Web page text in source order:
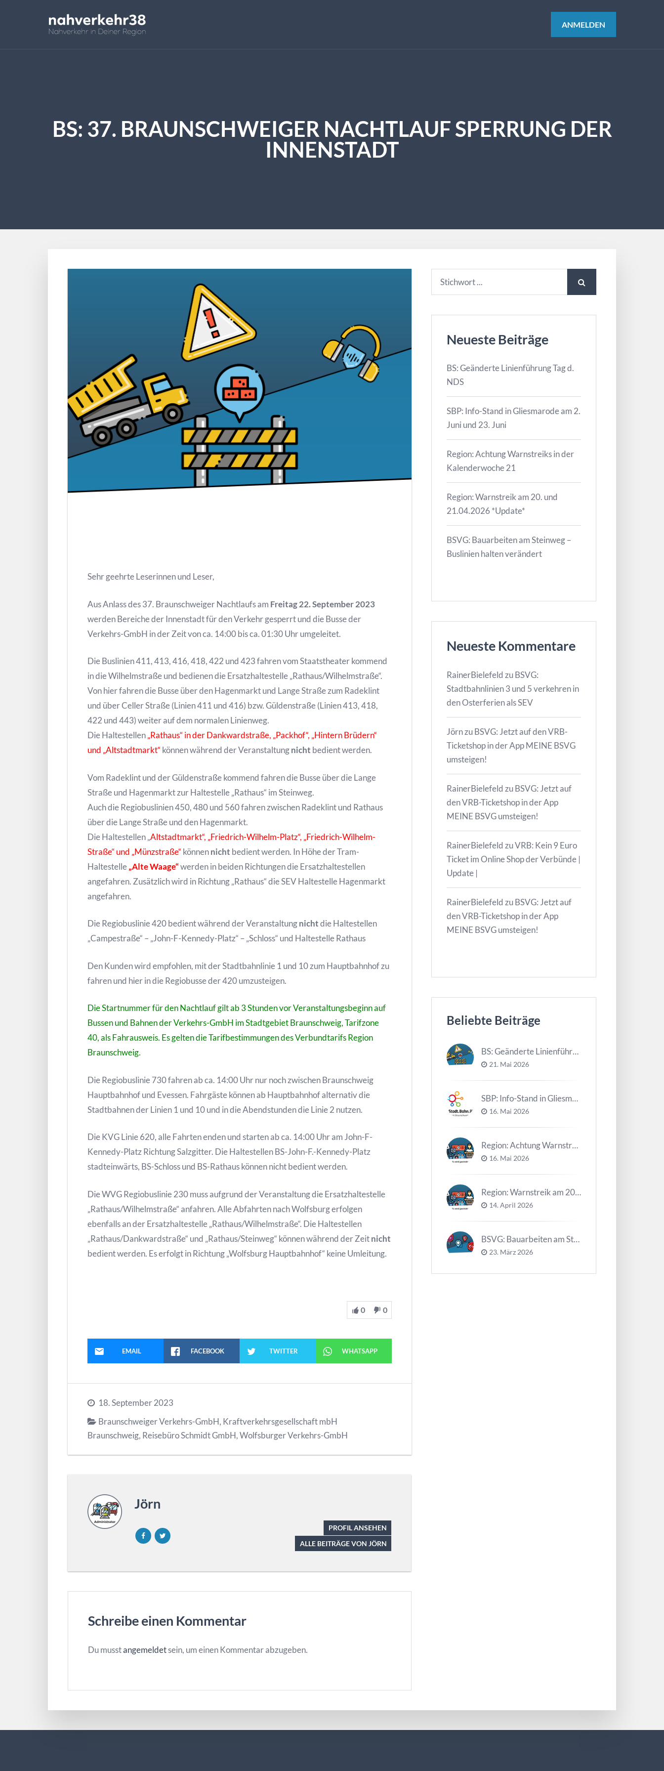
ANMELDEN
BS: 37. BRAUNSCHWEIGER NACHTLAUF SPERRUNG DER
INNENSTADT
Sehr geehrte Leserinnen und Leser,
Aus Anlass des 37. Braunschweiger Nachtlaufs am Freitag 22. September 2023
werden Bereiche der Innenstadt für den Verkehr gesperrt und die Busse der
Verkehrs-GmbH in der Zeit von ca. 14:00 bis ca. 01:30 Uhr umgeleitet.
Die Buslinien 411, 413, 416, 418, 422 und 423 fahren vom Staatstheater kommend
in die Wilhelmstraße und bedienen die Ersatzhaltestelle „Rathaus/Wilhelmstraße“.
Von hier fahren die Busse über den Hagenmarkt und Lange Straße zum Radeklint
und über Celler Straße (Linien 411 und 416) bzw. Güldenstraße (Linien 413, 418,
422 und 443) weiter auf dem normalen Linienweg.
Die Haltestellen„Rathaus“ in der Dankwardstraße, „Packhof“, „Hintern Brüdern“
und „Altstadtmarkt“ können während der Veranstaltungnicht bedient werden.
Vom Radeklint und der Güldenstraße kommend fahren die Busse über die Lange
Straße und Hagenmarkt zur Haltestelle „Rathaus“ im Steinweg.
Auch die Regiobuslinien 450, 480 und 560 fahren zwischen Radeklint und Rathaus
über die Lange Straße und den Hagenmarkt.
Die Haltestellen „Altstadtmarkt“, „Friedrich-Wilhelm-Platz“, „Friedrich-Wilhelm-
Straße“ und „Münzstraße“ könnennicht bedient werden. In Höhe der Tram-
Haltestelle„Alte Waage“werden in beiden Richtungen die Ersatzhaltestellen
angefahren. Zusätzlich wird in Richtung „Rathaus“ die SEV Haltestelle Hagenmarkt
angefahren.
Die Regiobuslinie 420 bedient während der Veranstaltungnichtdie Haltestellen
„Campestraße“ – „John-F-Kennedy-Platz“ – „Schloss“ und Haltestelle Rathaus
Den Kunden wird empfohlen, mit der Stadtbahnlinie 1 und 10 zum Hauptbahnhof zu
fahren und hier in die Regiobusse der 420 umzusteigen.
Die Startnummer für den Nachtlauf gilt ab 3 Stunden vor Veranstaltungsbeginn auf
Bussen und Bahnen der Verkehrs-GmbH im Stadtgebiet Braunschweig, Tarifzone
40, als Fahrausweis. Es gelten die Tarifbestimmungen des Verbundtarifs Region
Braunschweig.
Die Regiobuslinie 730 fahren ab ca. 14:00 Uhr nur noch zwischen Braunschweig
Hauptbahnhof und Evessen. Fahrgäste können ab Hauptbahnhof alternativ die
Stadtbahnen der Linien 1 und 10 und in die Abendstunden die Linie 2 nutzen.
Die KVG Linie 620, alle Fahrten enden und starten ab ca. 14:00 Uhr am John-F-
Kennedy-Platz Richtung Salzgitter. Die Haltestellen BS-John-F.-Kennedy-Platz
stadteinwärts, BS-Schloss und BS-Rathaus können nicht bedient werden.
Die WVG Regiobuslinie 230 muss aufgrund der Veranstaltung die Ersatzhaltestelle
„Rathaus/Wilhelmstraße“ anfahren. Alle Abfahrten nach Wolfsburg erfolgen
ebenfalls an der Ersatzhaltestelle „Rathaus/Wilhelmstraße“. Die Haltestellen
„Rathaus/Dankwardstraße“ und „Rathaus/Steinweg“ können während der Zeitnicht
bedient werden. Es erfolgt in Richtung „Wolfsburg Hauptbahnhof“ keine Umleitung.
0 0
EMAIL FACEBOOK TWITTER WHATSAPP
18. September 2023
Braunschweiger Verkehrs-GmbH, Kraftverkehrsgesellschaft mbH
Braunschweig, Reisebüro Schmidt GmbH,Wolfsburger Verkehrs-GmbH
Jörn
PROFIL ANSEHEN
ALLE BEITRÄGE VON JÖRN
Schreibe einen Kommentar
Du musstangemeldetsein, um einen Kommentar abzugeben.
Neueste Beiträge
BS: Geänderte Linienführung Tag d.
NDS
SBP: Info-Stand in Gliesmarode am 2.
Juni und 23. Juni
Region: Achtung Warnstreiks in der
Kalenderwoche 21
Region: Warnstreik am 20. und
21.04.2026 *Update*
BSVG: Bauarbeiten am Steinweg –
Buslinien halten verändert
Neueste Kommentare
RainerBielefeld zuBSVG:
Stadtbahnlinien 3 und 5 verkehren in
den Osterferien als SEV
JörnzuBSVG: Jetzt auf den VRB-
Ticketshop in der App MEINE BSVG
umsteigen!
RainerBielefeld zuBSVG: Jetzt auf
den VRB-Ticketshop in der App
MEINE BSVG umsteigen!
RainerBielefeld zuVRB: Kein 9 Euro
Ticket im Online Shop der Verbünde |
Update |
RainerBielefeld zuBSVG: Jetzt auf
den VRB-Ticketshop in der App
MEINE BSVG umsteigen!
Beliebte Beiträge
BS: Geänderte Linienführung Tag d. NDS
21. Mai 2026
SBP: Info-Stand in Gliesmarode am 2. Juni und 23. Juni
16. Mai 2026
Region: Achtung Warnstreiks in der Kalenderwoche 21
16. Mai 2026
Region: Warnstreik am 20. und 21.04.2026 *Update*
14. April 2026
BSVG: Bauarbeiten am Steinweg – Buslinien halten verändert
23. März 2026